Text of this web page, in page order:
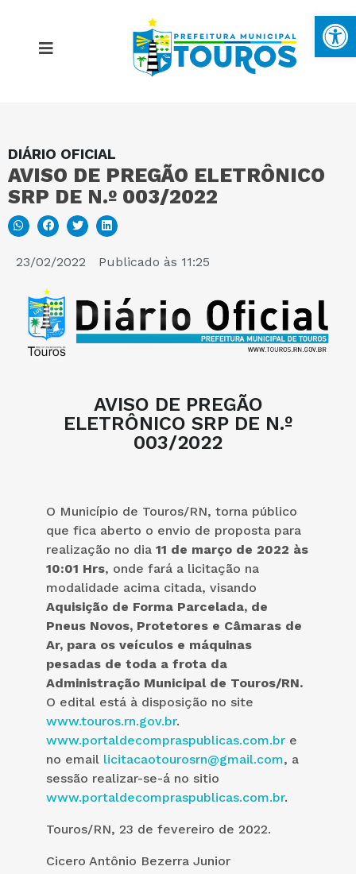
DIÁRIO OFICIAL
AVISO DE PREGÃO ELETRÔNICO
SRP DE N.º 003/2022
23/02/2022 Publicado às 11:25
AVISO DE PREGÃO
ELETRÔNICO SRP DE N.º
003/2022
O Município de Touros/RN, torna público
que fica aberto o envio de proposta para
realização no dia 11 de março de 2022 às
10:01 Hrs, onde fará a licitação na
modalidade acima citada, visando
Aquisição de Forma Parcelada, de
Pneus Novos, Protetores e Câmaras de
Ar, para os veículos e máquinas
pesadas de toda a frota da
Administração Municipal de Touros/RN.
O edital está à disposição no site
www.touros.rn.gov.br.
www.portaldecompraspublicas.com.br e
no email licitacaotourosrn@gmail.com, a
sessão realizar-se-á no sitio
www.portaldecompraspublicas.com.br.
Touros/RN, 23 de fevereiro de 2022.
Cicero Antônio Bezerra Junior
MAPA DO SITE
PORTAL DA TRANSPARÊNCIA
E-SIC
PERGUNTAS FREQUENTES